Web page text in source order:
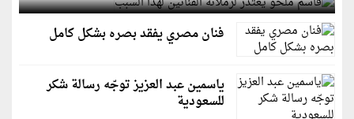
فنان مصري يفقد بصره بشكل كامل
ياسمين عبد العزيز توجّه رسالة شكر
للسعودية